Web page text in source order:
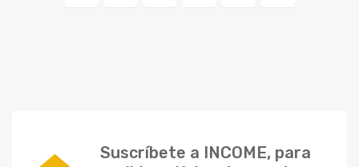
Suscríbete a INCOME, para